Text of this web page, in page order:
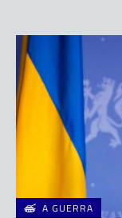
A GUERRA